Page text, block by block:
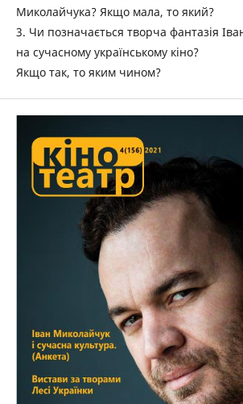
Миколайчука? Якщо мала, то який?
3. Чи позначається творча фантазія
на сучасному українському кіно?
Якщо так, то яким чином?